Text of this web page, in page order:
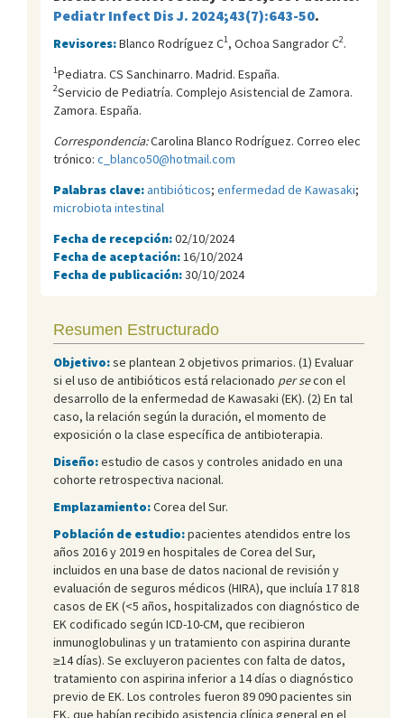
Pediatr Infect Dis J. 2024;43(7):643-50.
Revisores:Blanco Rodríguez C1, Ochoa Sangrador C2.
1Pediatra. CS Sanchinarro. Madrid. España.
2Servicio de Pediatría. Complejo Asistencial de Zamora.
Zamora. España.
Correspondencia:Carolina Blanco Rodríguez. Correo elec
trónico: c_blanco50@hotmail.com
Palabras clave:antibióticos; enfermedad de Kawasaki;
microbiota intestinal
Fecha de recepción:02/10/2024
Fecha de aceptación: 16/10/2024
Fecha de publicación:30/10/2024
Resumen Estructurado
Objetivo:se plantean 2 objetivos primarios. (1) Evaluar
si el uso de antibióticos está relacionado per secon el
desarrollo de la enfermedad de Kawasaki (EK). (2) En tal
caso, la relación según la duración, el momento de
exposición o la clase específica de antibioterapia.
Diseño:estudio de casos y controles anidado en una
cohorte retrospectiva nacional.
Emplazamiento:Corea del Sur.
Población de estudio:pacientes atendidos entre los
años 2016 y 2019 en hospitales de Corea del Sur,
incluidos en una base de datos nacional de revisión y
evaluación de seguros médicos (HIRA), que incluía 17͏͏ 818
casos de EK (<5 años, hospitalizados con diagnóstico de
EK codificado según ICD-10-CM, que recibieron
inmunoglobulinas y un tratamiento con aspirina durante
≥14 días). Se excluyeron pacientes con falta de datos,
tratamiento con aspirina inferior a 14 días o diagnóstico
previo de EK. Los controles fueron 89 090 pacientes sin
EK, que habían recibido asistencia clínica general en el